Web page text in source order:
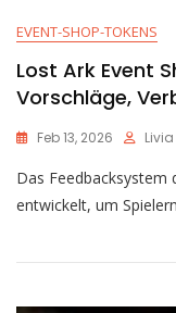
EVENT-SHOP-TOKENS
Lost Ark Event
Vorschläge,
Feb 13, 2026
Das Feedbacksystem
entwickelt, um